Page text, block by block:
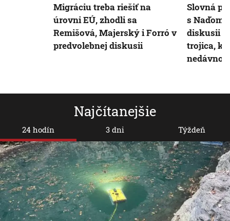
Najčítanejšie
24 hodín 3 dni Týždeň
Migráciu treba riešiť na
úrovni EÚ, zhodli sa
Remišová, Majerský i Forró v
predvolebnej diskusii
Slovná
s Naďom.
diskusii
trojica,
nedávno